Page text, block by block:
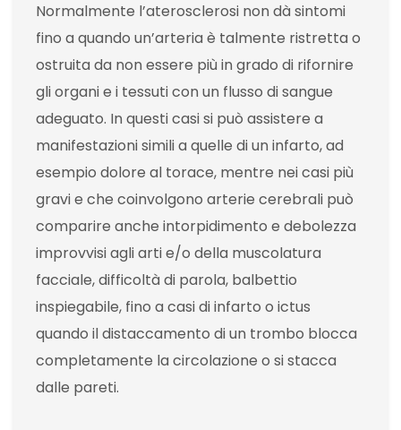
Normalmente l’aterosclerosi non dà sintomi
fino a quando un’arteria è talmente ristretta o
ostruita da non essere più in grado di rifornire
gli organi e i tessuti con un flusso di sangue
adeguato. In questi casi si può assistere a
manifestazioni simili a quelle di un infarto, ad
esempio dolore al torace, mentre nei casi più
gravi e che coinvolgono arterie cerebrali può
comparire anche intorpidimento e debolezza
improvvisi agli arti e/o della muscolatura
facciale, difficoltà di parola, balbettio
inspiegabile, fino a casi di infarto o ictus
quando il distaccamento di un trombo blocca
completamente la circolazione o si stacca
dalle pareti.